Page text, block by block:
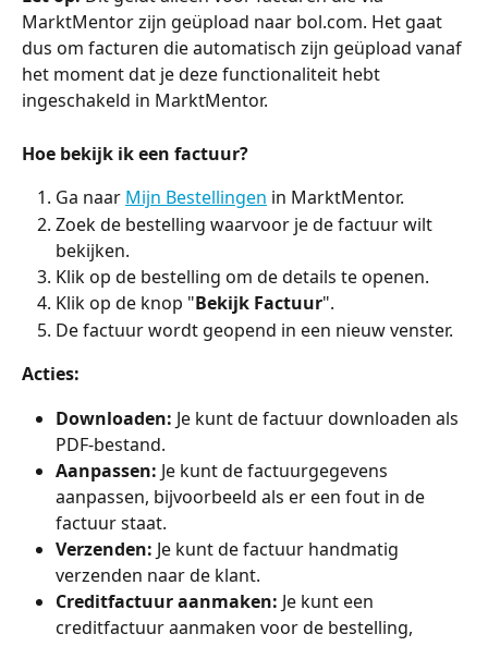
MarktMentor zijn geüpload naar bol.com. Het gaat
dus om facturen die automatisch zijn geüpload vanaf
het moment dat je deze functionaliteit hebt
ingeschakeld in MarktMentor.
Hoe bekijk ik een factuur?
Ga naar Mijn Bestellingen in MarktMentor.
Zoek de bestelling waarvoor je de factuur wilt
bekijken.
Klik op de bestelling om de details te openen.
Klik op de knop "Bekijk Factuur".
De factuur wordt geopend in een nieuw venster.
Acties:
Downloaden: Je kunt de factuur downloaden als
PDF-bestand.
Aanpassen: Je kunt de factuurgegevens
aanpassen, bijvoorbeeld als er een fout in de
factuur staat.
Verzenden: Je kunt de factuur handmatig
verzenden naar de klant.
Creditfactuur aanmaken: Je kunt een
creditfactuur aanmaken voor de bestelling,